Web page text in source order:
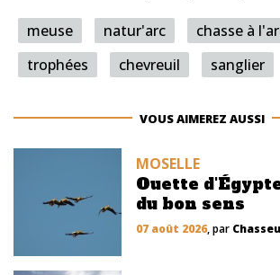
meuse natur'arc chasse à
trophées
chevreuil sanglier
VOUS AIMEREZ AUSSI
MOSELLE
Ouette
du bon sens
07 août 2026, par